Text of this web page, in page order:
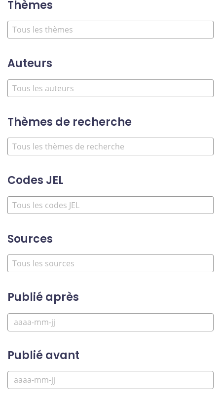
Thèmes
Auteurs
Thèmes de recherche
Codes JEL
Sources
Publié après
Publié avant